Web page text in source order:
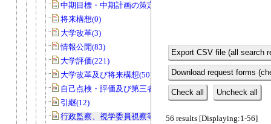
中期目標・中期計画の策定(0)
将来構想(0)
大学改革(3)
情報公開(83)
大学評価(221)
大学改革及び将来構想(50)
自己点検・評価及び第三者評価(5)
引継(12)
行政監察、視学委員視察等(56)
Export CSV file (all search
Download request forms
Check all Uncheck all
56 results [Displaying:1-56]